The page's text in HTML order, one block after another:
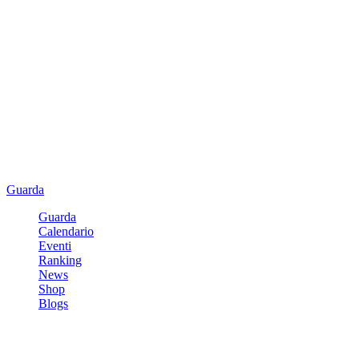
Guarda
Guarda
Calendario
Eventi
Ranking
News
Shop
Blogs